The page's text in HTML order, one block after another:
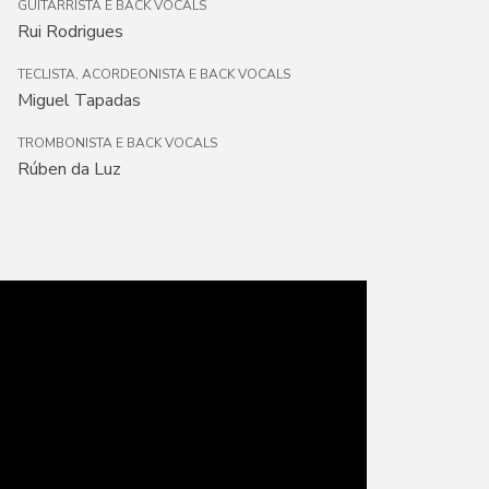
GUITARRISTA E BACK VOCALS
Rui Rodrigues
TECLISTA, ACORDEONISTA E BACK VOCALS
Miguel Tapadas
TROMBONISTA E BACK VOCALS
Rúben da Luz